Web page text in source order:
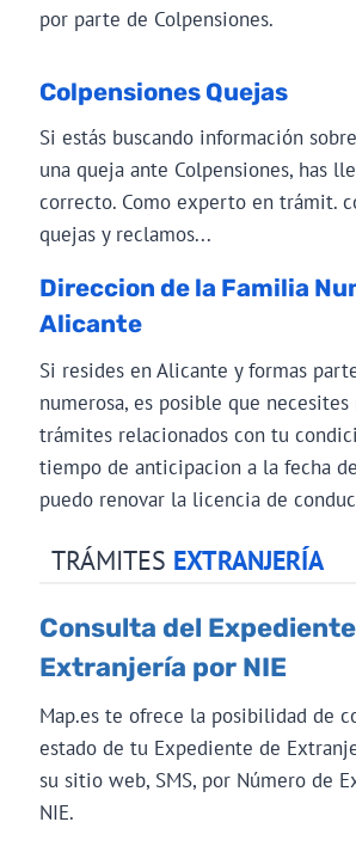
por parte de Colpensiones.
Colpensiones Quejas
Si estás buscando información
una queja ante Colpensiones, has
correcto. Como experto en trámit.
quejas y reclamos...
Direccion de la Familia
Alicante
Si resides en Alicante y formas
numerosa, es posible que
trámites relacionados con tu
tiempo de anticipacion a la fecha
puedo renovar la licencia de
TRÁMITES EXTRANJERÍA
Consulta del
Extranjería por NIE
Map.es te ofrece la posibilidad de
estado de tu Expediente de
su sitio web, SMS, por Número de
NIE.